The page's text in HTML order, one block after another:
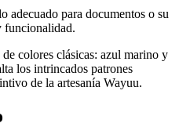
adecuado para documentos o su
funcionalidad.
colores clásicas: azul marino y
los intrincados patrones
de la artesanía Wayuu.